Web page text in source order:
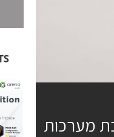
מערכות